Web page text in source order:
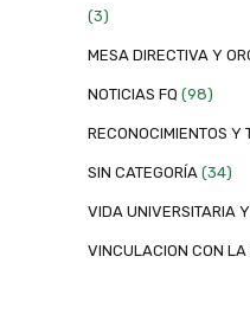
(3)
MESA DIRECTIVA Y
NOTICIAS FQ (98)
RECONOCIMIENTOS Y
SIN CATEGORÍA (34)
VIDA UNIVERSITARIA
VINCULACION CON LA